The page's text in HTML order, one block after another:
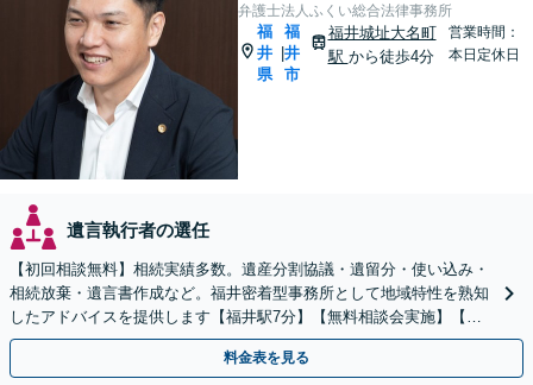
弁護士法人ふくい総合法律事務所
福
井
県
|
福
井
市
福井城址大名町
駅 から徒歩4分
営業時間：
本日定休日
遺言執行者の選任
【初回相談無料】相続実績多数。遺産分割協議・遺留分・使い込み・
相続放棄・遺言書作成など。福井密着型事務所として地域特性を熟知
したアドバイスを提供します【福井駅7分】【無料相談会実施】【完
全個室で対応】
料金表を見る